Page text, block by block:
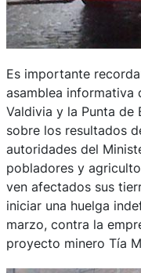
Es importante
asamblea informativa
Valdivia y la Punta de
sobre los resultados
autoridades del
pobladores y
ven afectados sus
iniciar una huelga
marzo, contra la
proyecto minero Tía